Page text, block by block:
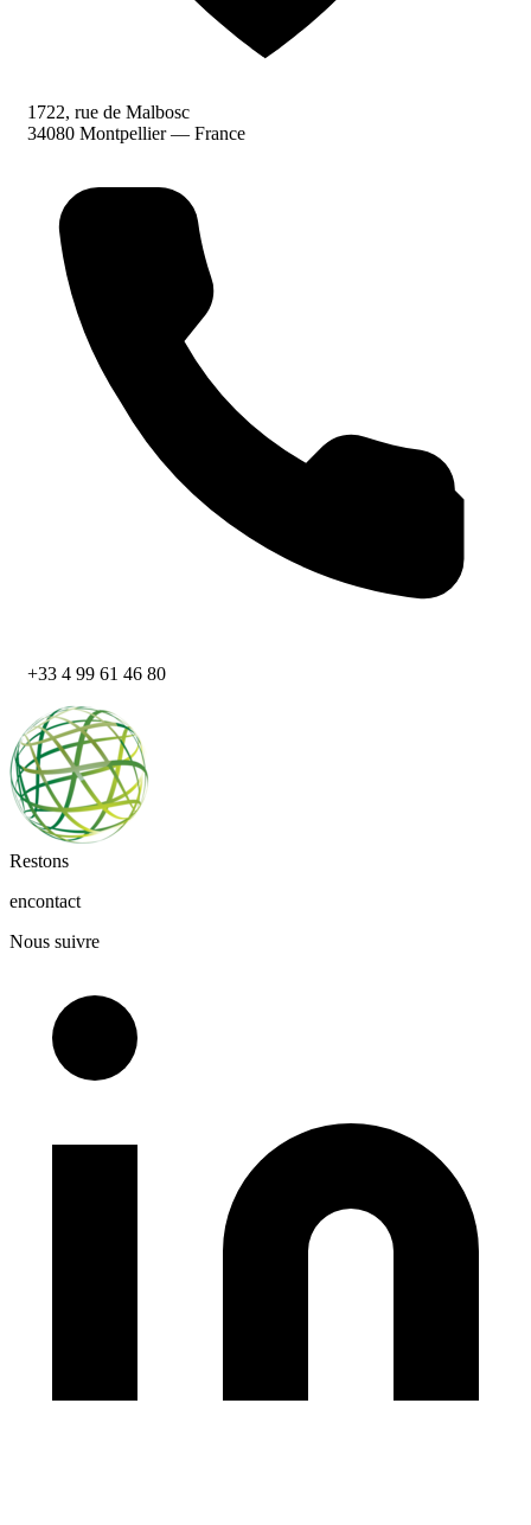
1722, rue de Malbosc
34080 Montpellier — France
+33 4 99 61 46 80
Restons
encontact
Nous suivre